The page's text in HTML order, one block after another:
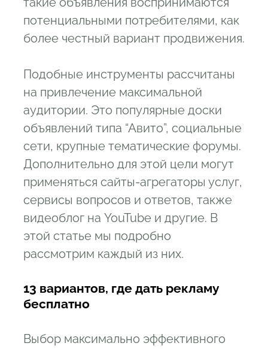
потенциальными потребителями, как
более честный вариант продвижения.
Подобные инструменты рассчитаны
на привлечение максимальной
аудитории. Это популярные доски
объявлений типа “Авито”, социальные
сети, крупные тематические форумы.
Дополнительно для этой цели могут
применяться сайты-агрегаторы услуг,
сервисы вопросов и ответов, также
видеоблог на YouTube и другие. В
этой статье мы подробно
рассмотрим каждый из них.
13 вариантов, где дать рекламу
бесплатно
Выбор максимально эффективного